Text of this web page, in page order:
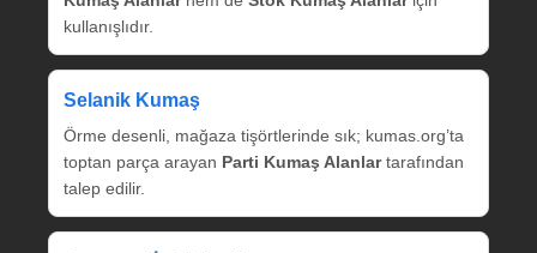
kullanışlıdır.
Selanik Kumaş
Örme desenli, mağaza tişörtlerinde sık; kumas.org’ta
toptan parça arayan Parti Kumaş Alanlartarafından
talep edilir.